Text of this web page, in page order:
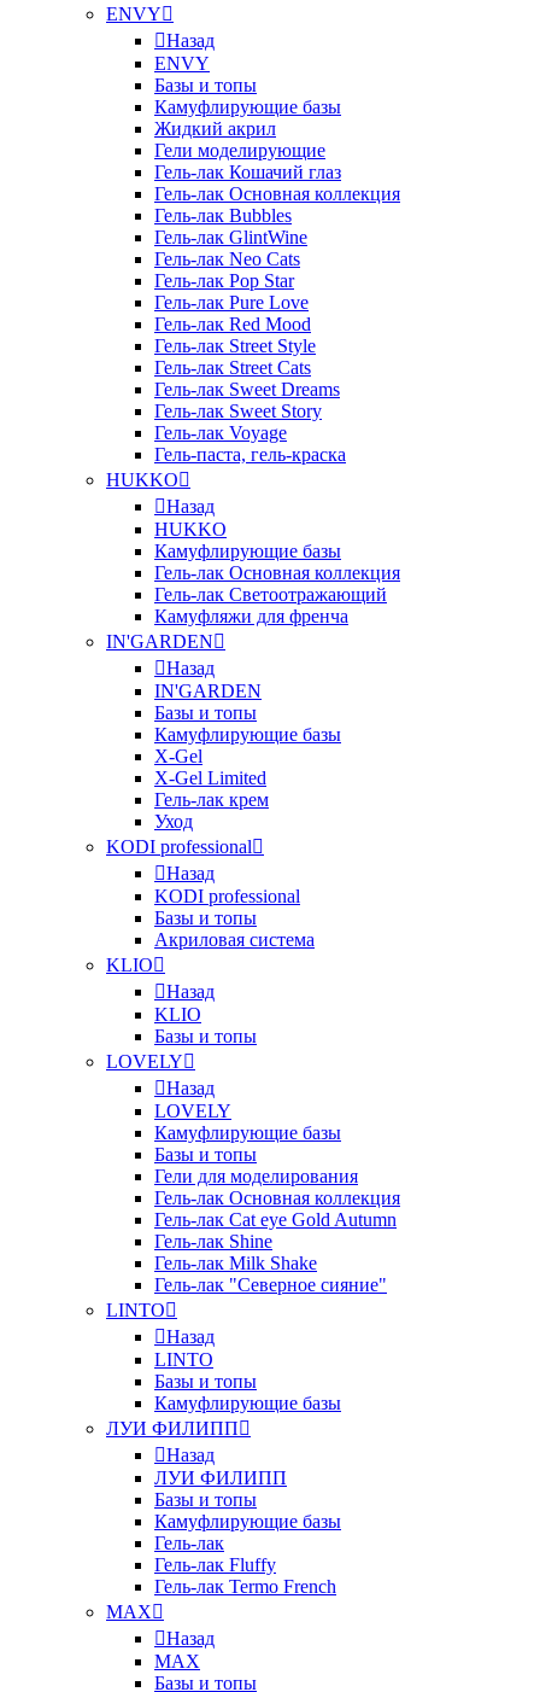
ENVY
Назад
ENVY
Базы и топы
Камуфлирующие базы
Жидкий акрил
Гели моделирующие
Гель-лак Кошачий глаз
Гель-лак Основная коллекция
Гель-лак Bubbles
Гель-лак GlintWine
Гель-лак Neo Cats
Гель-лак Pop Star
Гель-лак Pure Love
Гель-лак Red Mood
Гель-лак Street Style
Гель-лак Street Cats
Гель-лак Sweet Dreams
Гель-лак Sweet Story
Гель-лак Voyage
Гель-паста, гель-краска
HUKKO
Назад
HUKKO
Камуфлирующие базы
Гель-лак Основная коллекция
Гель-лак Светоотражающий
Камуфляжи для френча
IN'GARDEN
Назад
IN'GARDEN
Базы и топы
Камуфлирующие базы
X-Gel
X-Gel Limited
Гель-лак крем
Уход
KODI professional
Назад
KODI professional
Базы и топы
Акриловая система
KLIO
Назад
KLIO
Базы и топы
LOVELY
Назад
LOVELY
Камуфлирующие базы
Базы и топы
Гели для моделирования
Гель-лак Основная коллекция
Гель-лак Cat eye Gold Autumn
Гель-лак Shine
Гель-лак Milk Shake
Гель-лак "Северное сияние"
LINTO
Назад
LINTO
Базы и топы
Камуфлирующие базы
ЛУИ ФИЛИПП
Назад
ЛУИ ФИЛИПП
Базы и топы
Камуфлирующие базы
Гель-лак
Гель-лак Fluffy
Гель-лак Termo French
MAX
Назад
MAX
Базы и топы